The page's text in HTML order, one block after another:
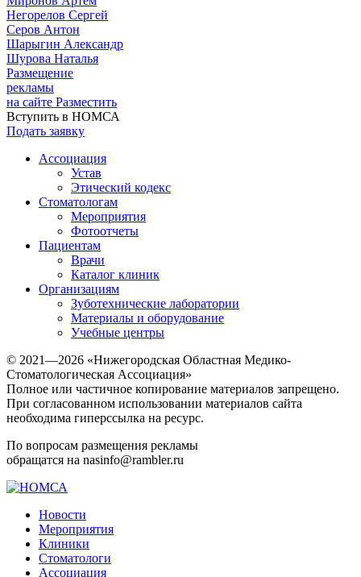
Негорелов Сергей
Серов Антон
Шарыгин Александр
Шурова Наталья
Размещение
рекламы
на сайте Разместить
Вступить в НОМСА
Подать заявку
Ассоциация
Устав
Этический кодекс
Стоматологам
Мероприятия
Фотоотчеты
Пациентам
Врачи
Каталог клиник
Организациям
Зуботехнические лаборатории
Материалы и оборудование
Учебные центры
© 2021—2026 «Нижегородская Областная Медико-
Стоматологическая Ассоциация»
Полное или частичное копирование материалов запрещено.
При согласованном использовании материалов сайта
необходима гиперссылка на ресурс.
По вопросам размещения рекламы
обращатся на nasinfo@rambler.ru
Новости
Мероприятия
Клиники
Стоматологи
Ассоциация